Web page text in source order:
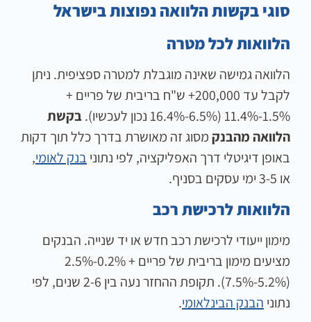
סוגי בקשות הלוואה נפוצות בישראל
הלוואות לכל מטרה
הלוואה גמישה שאינה מוגבלת למטרה ספציפית. ניתן
לקבל עד 200,000+ ש"ח בריבית של פריים +
1.5%-11.4% (6.5%-16.4% נכון לעכשיו).
בקשת
הלוואה מהבנקמסוג זה מאושרת בדרך כלל תוך דקות
באופן דיגיטלי דרך האפליקציה, לפי נתוני בנק לאומי,
או 3-5 ימי עסקים בסניף.
הלוואות לרכישת רכב
מימון ייעודי לרכישת רכב חדש או יד שנייה. הבנקים
מציעים מימון בריבית של פריים + 0.2%-2.5%
(5.2%-7.5%). תקופת ההחזר נעה בין 2-6 שנים, לפי
נתוני הבנק הבינלאומי.